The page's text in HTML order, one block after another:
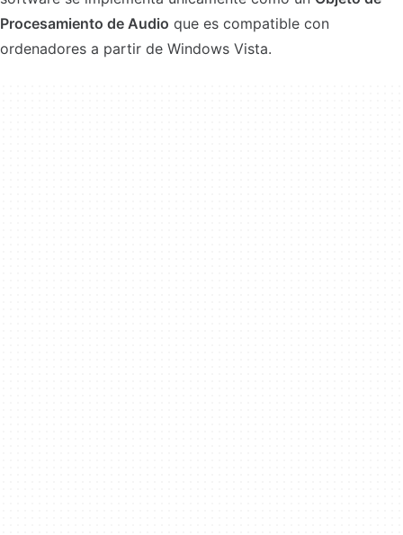
Procesamiento de Audio que es compatible con
ordenadores a partir de Windows Vista.